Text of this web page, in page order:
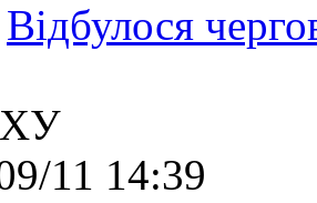
Відбулося
11 14:39